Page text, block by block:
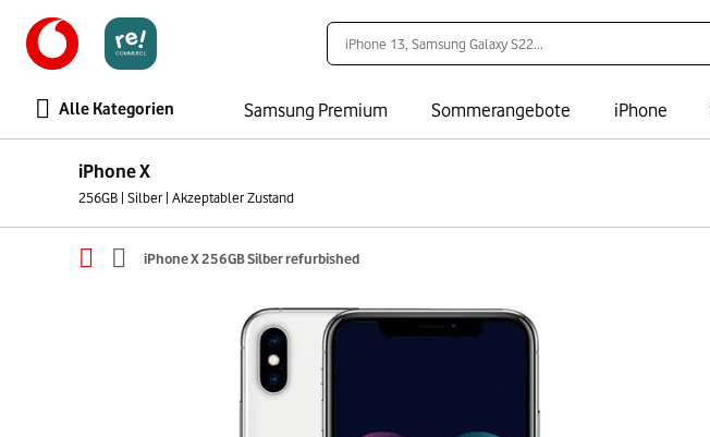
Alle Kategorien Samsung Premium Sommerangebote iPhone
iPhone X
256GB | Silber | Akzeptabler Zustand
iPhone X 256GB Silber refurbished